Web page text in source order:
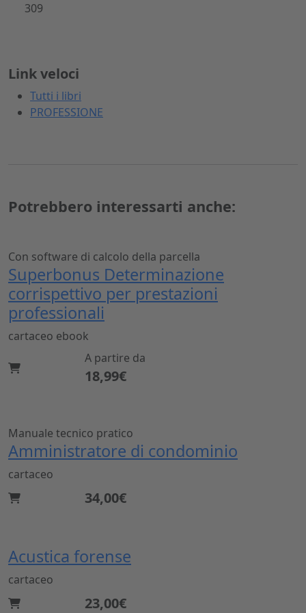
309
Link veloci
Tutti i libri
PROFESSIONE
Potrebbero interessarti anche:
Con software di calcolo della parcella
Superbonus Determinazione
corrispettivo per prestazioni
professionali
cartaceo ebook
A partire da
18,99€
Manuale tecnico pratico
Amministratore di condominio
cartaceo
34,00€
Acustica forense
cartaceo
23,00€